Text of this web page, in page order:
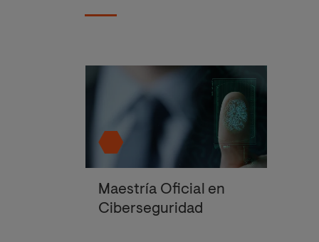
Maestría Oficial en
Ciberseguridad